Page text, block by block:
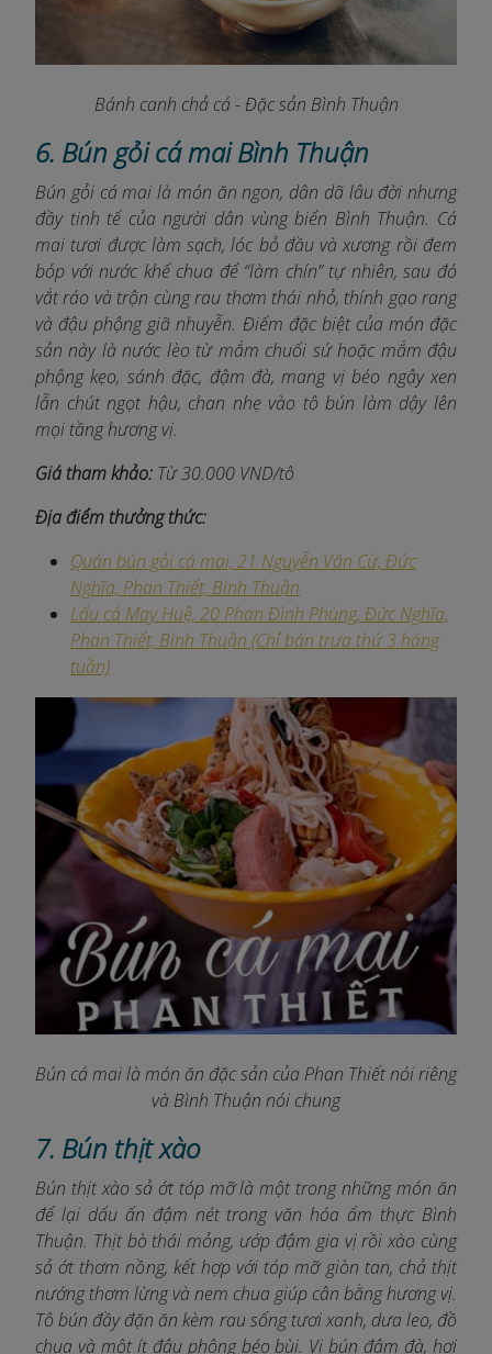
Bánh canh chả cá - Đặc sản Bình Thuận
6. Bún gỏi cá mai Bình Thuận
Bún gỏi cá mai là món ăn ngon, dân dã lâu đời nhưng
đầy tinh tế của người dân vùng biển Bình Thuận. Cá
mai tươi được làm sạch, lóc bỏ đầu và xương rồi đem
bóp với nước khế chua để “làm chín” tự nhiên, sau đó
vắt ráo và trộn cùng rau thơm thái nhỏ, thính gạo rang
và đậu phộng giã nhuyễn. Điểm đặc biệt của món đặc
sản này là nước lèo từ mắm chuối sứ hoặc mắm đậu
phộng kẹo, sánh đặc, đậm đà, mang vị béo ngậy xen
lẫn chút ngọt hậu, chan nhẹ vào tô bún làm dậy lên
mọi tầng hương vị.
Giá tham khảo: Từ 30.000 VND/tô
Địa điểm thưởng thức:
Quán bún gỏi cá mai, 21 Nguyễn Văn Cừ, Đức
Nghĩa, Phan Thiết, Bình Thuận
Lẩu cá May Huệ, 20 Phan Đình Phùng, Đức Nghĩa,
Phan Thiết, Bình Thuận (Chỉ bán trưa thứ 3 hàng
tuần)
Bún cá mai là món ăn đặc sản của Phan Thiết nói riêng
và Bình Thuận nói chung
7. Bún thịt xào
Bún thịt xào sả ớt tóp mỡ là một trong những món ăn
để lại dấu ấn đậm nét trong văn hóa ẩm thực Bình
Thuận. Thịt bò thái mỏng, ướp đậm gia vị rồi xào cùng
sả ớt thơm nồng, kết hợp với tóp mỡ giòn tan, chả thịt
nướng thơm lừng và nem chua giúp cân bằng hương vị.
Tô bún đầy đặn ăn kèm rau sống tươi xanh, dưa leo, đồ
chua và một ít đậu phộng béo bùi. Vị bún đậm đà, hơi